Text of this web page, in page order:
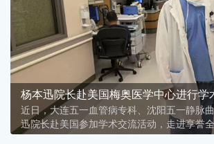
杨本迅院长赴美国梅奥医学中心进行学
前沿理念赋能医疗创新，助力我院在下
领域高质量发展
近日，大连五一血管病专科、沈阳五一静脉
迅院长赴美国参加学术交流活动，走进享誉
心，与国际血管外科医学专家围绕下肢静脉